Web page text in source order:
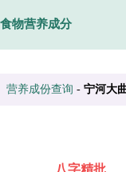
食物营养成分
营养成份查询 - 宁河大
八字精批